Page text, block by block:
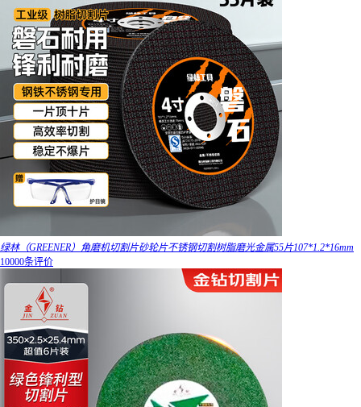
绿林（GREENER）角磨机切割片砂轮片不锈钢切割树脂磨光金属55片107*1.2*16mm
10000条评价